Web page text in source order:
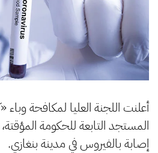
أعلنت اللجنة العليا لمكافحة وباء
المستجد التابعة للحكومة
إصابة بالفيروس في مدينة بنغازي.